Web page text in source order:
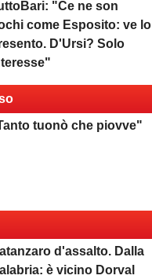
"Ce ne son
come Esposito: ve lo
D'Ursi? Solo
tuonò che piovve"
d'assalto. Dalla
è vicino Dorval